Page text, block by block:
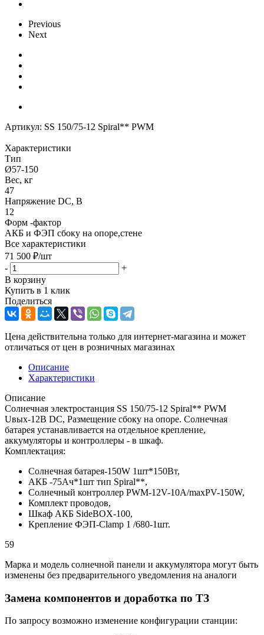
Previous
Next
Артикул: SS 150/75-12 Spiral** PWM
Характеристики
Тип
Ø57-150
Вес, кг
47
Напряжение DC, В
12
Форм -фактор
АКБ и ФЭП сбоку на опоре,стене
Все характеристики
71 500 ₽/шт
-
+
В корзину
Купить в 1 клик
Поделиться
Цена действительна только для интернет-магазина и может
отличаться от цен в розничных магазинах
Описание
Характеристики
Описание
Солнечная электростанция SS 150/75-12 Spiral** PWM
Uвых-12В DC, Размещение сбоку на опоре. Солнечная
батарея устанавливается на отдельное крепление,
аккумуляторы и контроллеры - в шкаф.
Комплектация:
Солнечная батарея-150W 1шт*150Вт,
АКБ -75Aч*1шт тип Spiral**,
Солнечный контроллер PWM-12V-10A/maxPV-150W,
Комплект проводов,
Шкаф АКБ SideBOX-100,
Крепление ФЭП-Clamp 1 /680-1шт.
59
Марка и модель солнечной панели и аккумулятора могут быть
изменены без предварительного уведомления на аналоги
Замена компонентов и доработка по ТЗ
По запросу возможно изменение конфигурации станции: